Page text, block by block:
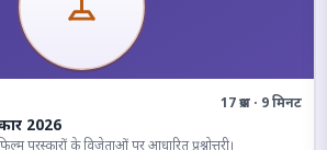
17 प्रश्न · 9 मिनट
2026
पुरस्कारों के विजेताओं पर आधारित प्रश्नोत्तरी।